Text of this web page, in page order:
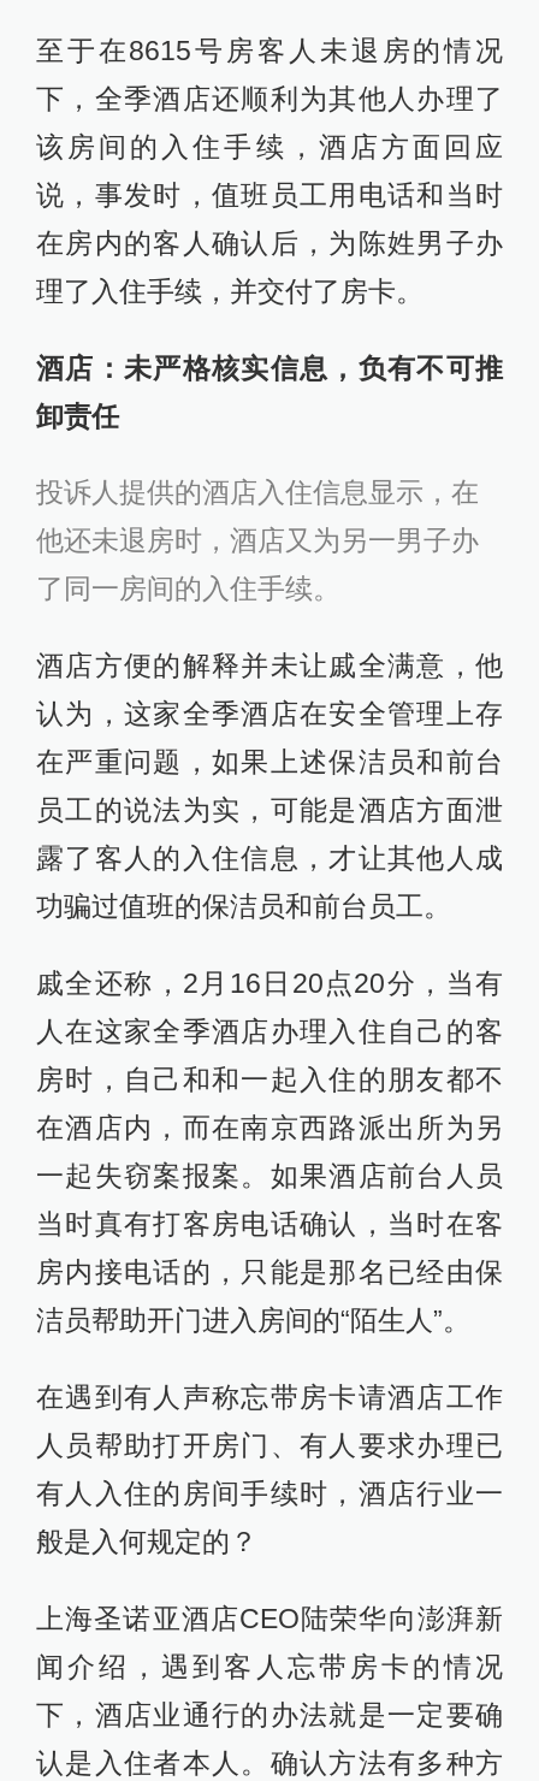
至于在8615号房客人未退房的情况
下，全季酒店还顺利为其他人办理了
该房间的入住手续，酒店方面回应
说，事发时，值班员工用电话和当时
在房内的客人确认后，为陈姓男子办
理了入住手续，并交付了房卡。
酒店：未严格核实信息，负有不可推
卸责任
投诉人提供的酒店入住信息显示，在
他还未退房时，酒店又为另一男子办
了同一房间的入住手续。
酒店方便的解释并未让戚全满意，他
认为，这家全季酒店在安全管理上存
在严重问题，如果上述保洁员和前台
员工的说法为实，可能是酒店方面泄
露了客人的入住信息，才让其他人成
功骗过值班的保洁员和前台员工。
戚全还称，2月16日20点20分，当有
人在这家全季酒店办理入住自己的客
房时，自己和和一起入住的朋友都不
在酒店内，而在南京西路派出所为另
一起失窃案报案。如果酒店前台人员
当时真有打客房电话确认，当时在客
房内接电话的，只能是那名已经由保
洁员帮助开门进入房间的“陌生人”。
在遇到有人声称忘带房卡请酒店工作
人员帮助打开房门、有人要求办理已
有人入住的房间手续时，酒店行业一
般是入何规定的？
上海圣诺亚酒店CEO陆荣华向澎湃新
闻介绍，遇到客人忘带房卡的情况
下，酒店业通行的办法就是一定要确
认是入住者本人。确认方法有多种方